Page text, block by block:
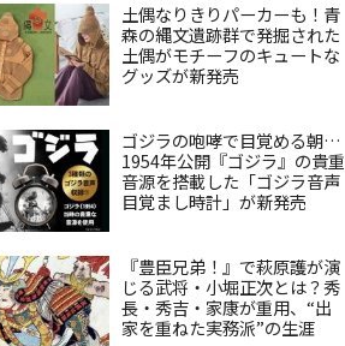
土偶なりきりパーカーも！青
森の縄文遺跡群で発掘された
土偶がモチーフのキュートな
グッズが新発売
ゴジラの咆哮で目覚める朝…
1954年公開『ゴジラ』の貴重
音源を搭載した「ゴジラ音声
目覚まし時計」が新発売
『豊臣兄弟！』で萩原護が演
じる武将・小堀正次とは？秀
長・秀吉・家康が重用、“出
家を重ねた実務派”の生涯